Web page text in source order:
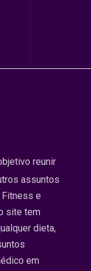
reunir
assuntos
Fitness e
site tem
dieta,
em